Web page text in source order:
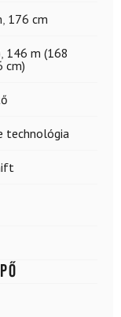
176 cm
146 m (168
cm)
technológia